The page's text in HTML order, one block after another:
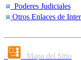
Poderes Judiciales
Otros Enlaces de
Mapa del Sitio